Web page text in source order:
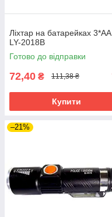
Ліхтар на батарейках 3*АА
LY-2018B
Готово до відправки
72,40 ₴ 111,38 ₴
Купити
–21%